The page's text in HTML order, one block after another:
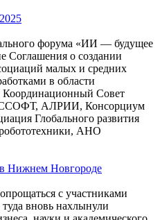
форума «ИИ — будущее
Соглашения о создании
малых и средних
в области
Координационный Совет
АЛРИИ, Консорциум
Глобального развития
робототехники, АНО
Нижнем Новгороде
с участниками
вновь нахлынули